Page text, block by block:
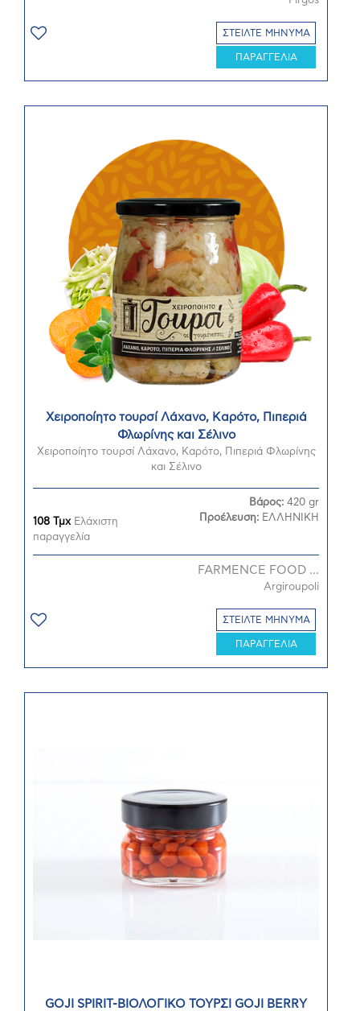
ΣΤΕΙΛΤΕ ΜΗΝΥΜΑ
ΠΑΡΑΓΓΕΛΙΑ
Χειροποίητο τουρσί Λάχανο, Καρότο, Πιπεριά
Φλωρίνης και Σέλινο
Χειροποίητο τουρσί Λάχανο, Καρότο, Πιπεριά Φλωρίνης
και Σέλινο
108 ΤμχΕλάχιστη
παραγγελία
Βάρος: 420 gr
Προέλευση: ΕΛΛΗΝΙΚΗ
FARMENCE FOOD ...
Argiroupoli
ΣΤΕΙΛΤΕ ΜΗΝΥΜΑ
ΠΑΡΑΓΓΕΛΙΑ
GOJI SPIRIT-ΒΙΟΛΟΓΙΚΟ ΤΟΥΡΣΙ GOJI BERRY